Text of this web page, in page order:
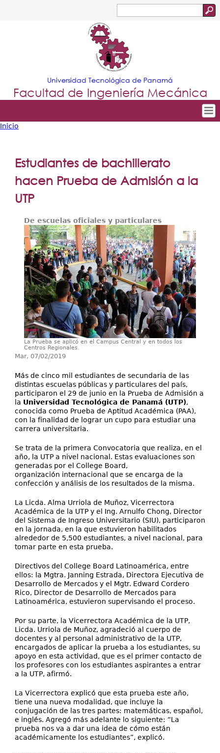
Jump to navigation
de
búsqueda
Universidad Tecnológica de Panamá
Facultad de Ingeniería Mecánica
Tropical
Principal
Departamentos
Oferta Académica
Secretarías
Investigación+D+i
Servicios
está
aquí
Inicio
Estudiantes de bachillerato
hacen Prueba de Admisión a la
UTP
De escuelas oficiales y particulares
La Prueba se aplicó en el Campus Central y en todos los
Centros Regionales.
Mar, 07/02/2019
Más de cinco mil estudiantes de secundaria de las
distintas escuelas públicas y particulares del país,
participaron el 29 de junio en la Prueba de Admisión a
la Universidad Tecnológica de Panamá (UTP),
conocida como Prueba de Aptitud Académica (PAA),
con la finalidad de lograr un cupo para estudiar una
carrera universitaria.
Se trata de la primera Convocatoria que realiza, en el
año, la UTP a nivel nacional. Estas evaluaciones son
generadas por el College Board,
organización internacional que se encarga de la
confección y análisis de los resultados de la misma.
La Licda. Alma Urriola de Muñoz, Vicerrectora
Académica de la UTP y el Ing. Arnulfo Chong, Director
del Sistema de Ingreso Universitario (SIU), participaron
en la jornada, en la que estuvieron habilitados
alrededor de 5,500 estudiantes, a nivel nacional, para
tomar parte en esta prueba.
Directivos del College Board Latinoamérica, entre
ellos: la Mgtra. Janning Estrada, Directora Ejecutiva de
Desarrollo de Mercados y el Mgtr. Edward Cordero
Rico, Director de Desarrollo de Mercados para
Latinoamérica, estuvieron supervisando el proceso.
Por su parte, la Vicerrectora Académica de la UTP,
Licda. Urriola de Muñoz, agradeció al cuerpo de
docentes y al personal administrativo de la UTP,
encargados de aplicar la prueba a los estudiantes, su
apoyo en esta actividad, que es el primer contacto de
los profesores con los estudiantes aspirantes a entrar
a la UTP, afirmó.
La Vicerrectora explicó que esta prueba este año,
tiene una nueva modalidad, que incluye la
conjugación de las tres partes: matemáticas, español,
e inglés. Agregó más adelante lo siguiente: “La
prueba nos va a dar una idea de cómo están
académicamente los estudiantes”, explicó.